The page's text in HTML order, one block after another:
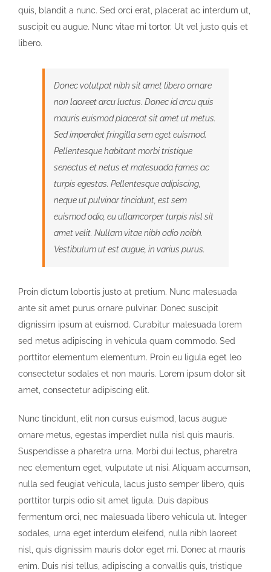
quis, blandit a nunc. Sed orci erat, placerat ac interdum ut,
suscipit eu augue. Nunc vitae mi tortor. Ut vel justo quis et
libero.
Donec volutpat nibh sit amet libero ornare
non laoreet arcu luctus. Donec id arcu quis
mauris euismod placerat sit amet ut metus.
Sed imperdiet fringilla sem eget euismod.
Pellentesque habitant morbi tristique
senectus et netus et malesuada fames ac
turpis egestas. Pellentesque adipiscing,
neque ut pulvinar tincidunt, est sem
euismod odio, eu ullamcorper turpis nisl sit
amet velit. Nullam vitae nibh odio noibh.
Vestibulum ut est augue, in varius purus.
Proin dictum lobortis justo at pretium. Nunc malesuada
ante sit amet purus ornare pulvinar. Donec suscipit
dignissim ipsum at euismod. Curabitur malesuada lorem
sed metus adipiscing in vehicula quam commodo. Sed
porttitor elementum elementum. Proin eu ligula eget leo
consectetur sodales et non mauris. Lorem ipsum dolor sit
amet, consectetur adipiscing elit.
Nunc tincidunt, elit non cursus euismod, lacus augue
ornare metus, egestas imperdiet nulla nisl quis mauris.
Suspendisse a pharetra urna. Morbi dui lectus, pharetra
nec elementum eget, vulputate ut nisi. Aliquam accumsan,
nulla sed feugiat vehicula, lacus justo semper libero, quis
porttitor turpis odio sit amet ligula. Duis dapibus
fermentum orci, nec malesuada libero vehicula ut. Integer
sodales, urna eget interdum eleifend, nulla nibh laoreet
nisl, quis dignissim mauris dolor eget mi. Donec at mauris
enim. Duis nisi tellus, adipiscing a convallis quis, tristique